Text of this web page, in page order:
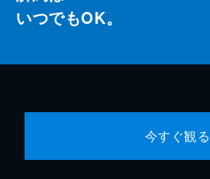
いつでもOK。
今すぐ観る